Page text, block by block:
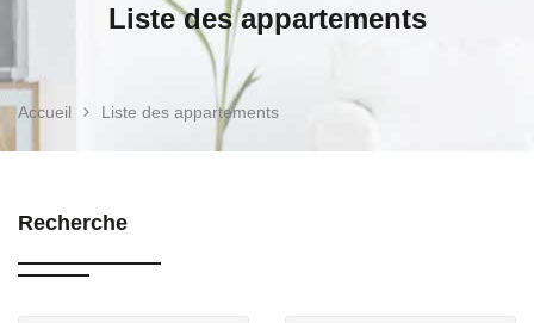
Liste des appartements
Accueil Liste des appartements
Recherche